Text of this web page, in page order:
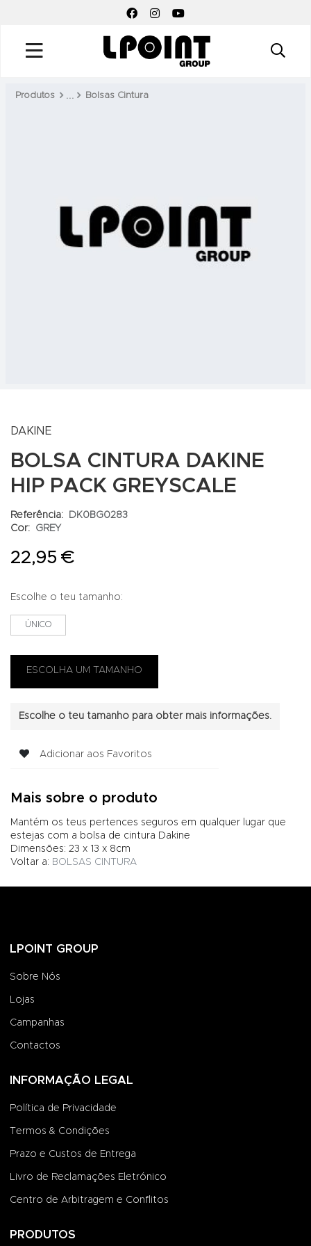
FACEBOOK SOCIAL LINK
INSTAGRAM SOCIAL LINK
YOUTUBE SOCIAL LINK
Produtos Bolsas Cintura
DAKINE
BOLSA CINTURA DAKINE
HIP PACK GREYSCALE
Referência:
DK0BG0283
Cor:
GREY
22,95 €
Escolhe o teu tamanho:
ÚNICO
Escolhe o teu tamanho para obter mais informações.
Adicionar aos Favoritos
Mais sobre o produto
Mantém os teus pertences seguros em qualquer lugar que
estejas com a bolsa de cintura Dakine
Dimensões: 23 x 13 x 8cm
Voltar a: BOLSAS CINTURA
LPOINT GROUP
Sobre Nós
Lojas
Campanhas
Contactos
INFORMAÇÃO LEGAL
Política de Privacidade
Termos & Condições
Prazo e Custos de Entrega
Livro de Reclamações Eletrónico
Centro de Arbitragem e Conflitos
PRODUTOS